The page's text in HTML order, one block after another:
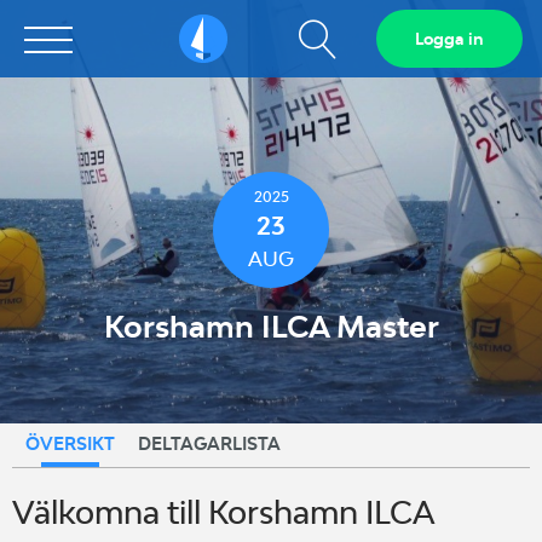
Sailarena Visa
sökfält
Logga in
2025
23
AUG
Korshamn ILCA Master
ÖVERSIKT DELTAGARLISTA
Välkomna till Korshamn ILCA